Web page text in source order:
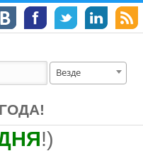
Везде
!)